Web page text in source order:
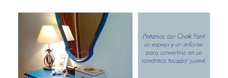
MIRANDO
ESPEJO